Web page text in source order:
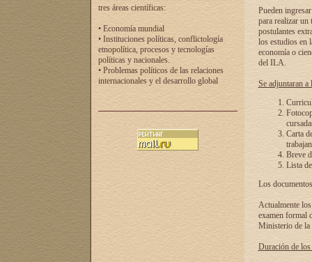
tres áreas científicas:
• Economía mundial
• Instituciones políticas, conflictología
etnopolítica, procesos y tecnologías
políticas y nacionales.
• Problemas políticos de las relaciones
internacionales y el desarrollo global
Pueden
para realizar un
postulantes
los estudios en
economía o
del ILA.
Se adjuntaran a
Carta
Breve
Lista
Los
Actualmente
examen formal
Ministerio de la
Duración de